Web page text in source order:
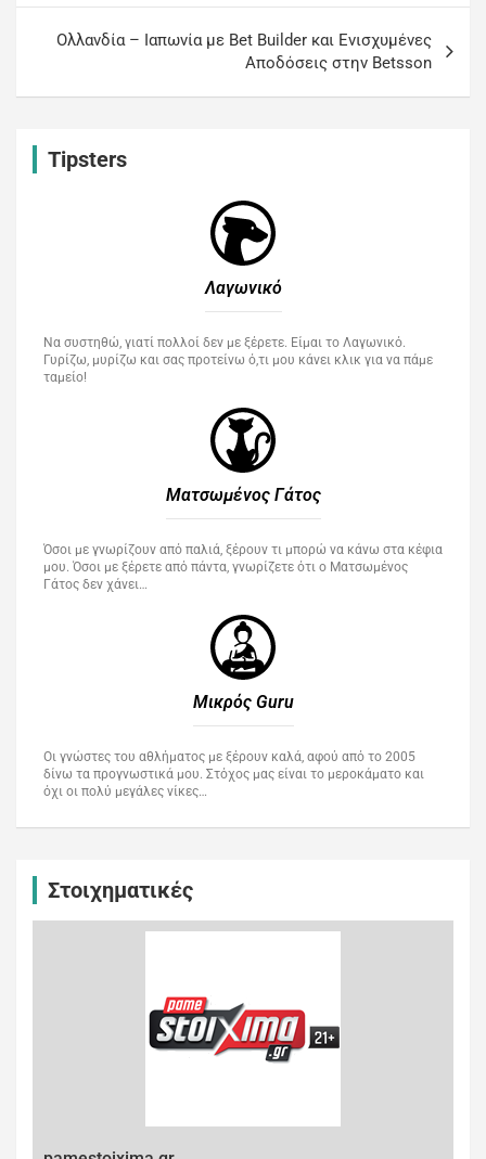
Ολλανδία – Ιαπωνία με Bet Builder και Ενισχυμένες
Αποδόσεις στην Betsson
Tipsters
Λαγωνικό
Να συστηθώ, γιατί πολλοί δεν με ξέρετε. Είμαι το Λαγωνικό.
Γυρίζω, μυρίζω και σας προτείνω ό,τι μου κάνει κλικ για να πάμε
ταμείο!
Ματσωμένος Γάτος​
Όσοι με γνωρίζουν από παλιά, ξέρουν τι μπορώ να κάνω στα κέφια
μου. Όσοι με ξέρετε από πάντα, γνωρίζετε ότι ο Ματσωμένος
Γάτος δεν χάνει…
Μικρός Guru​
Οι γνώστες του αθλήματος με ξέρουν καλά, αφού από το 2005
δίνω τα προγνωστικά μου. Στόχος μας είναι το μεροκάματο και
όχι οι πολύ μεγάλες νίκες…
Στοιχηματικές